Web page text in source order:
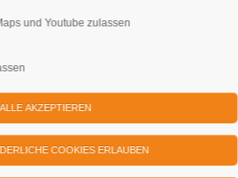
und Youtube zulassen